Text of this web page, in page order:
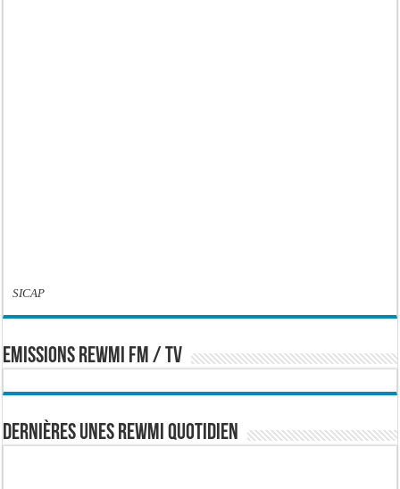
SICAP
EMISSIONS REWMI FM / TV
Dernières Unes Rewmi Quotidien